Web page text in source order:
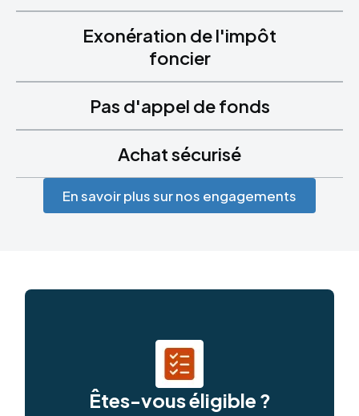
Exonération de l'impôt
foncier
Pas d'appel de fonds
Achat sécurisé
En savoir plus sur nos engagements
Êtes-vous éligible ?